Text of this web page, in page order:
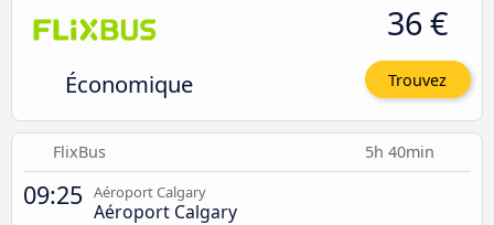
Économique
36 €
Trouvez
FlixBus 5h 40min
09:25 Aéroport Calgary
Aéroport Calgary